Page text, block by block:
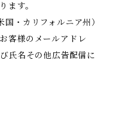
ます。
カリフォルニア州）
客様のメールアドレ
氏名その他広告配信に